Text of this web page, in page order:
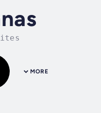
MORE